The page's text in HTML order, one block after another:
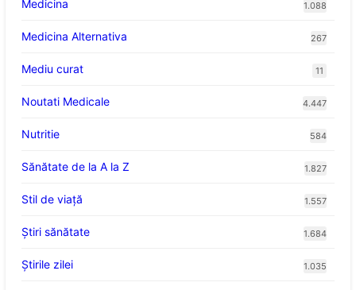
Medicina 1.088
Medicina Alternativa 267
Mediu curat 11
Noutati Medicale 4.447
Nutritie 584
Sănătate de la A la Z 1.827
Stil de viaţă 1.557
Ştiri sănătate 1.684
Știrile zilei 1.035